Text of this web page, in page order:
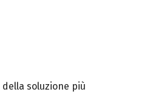
soluzione più